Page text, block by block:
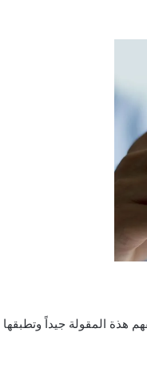
هذة المقولة جيداً وتطبقها